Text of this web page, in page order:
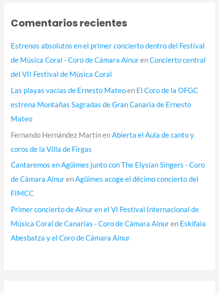
Comentarios recientes
Estrenos absolutos en el primer concierto dentro del Festival
de Música Coral - Coro de Cámara AinurenConcierto central
del VII Festival de Música Coral
Las playas vacías de Ernesto Mateoen El Coro de la OFGC
estrena Montañas Sagradas de Gran Canaria de Ernesto
Mateo
Fernando Hernández MartínenAbierta el Aula de canto y
coros de la Villa de Firgas
Cantaremos en Agüimes junto con The Elysian Singers - Coro
de Cámara AinurenAgüimes acoge el décimo concierto del
FIMCC
Primer concierto de Ainur en el VI Festival Internacional de
Música Coral de Canarias - Coro de Cámara Ainuren Eskifaia
Abesbatza y el Coro de Cámara Ainur